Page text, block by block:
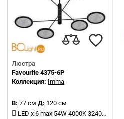
Люстра
Favourite 4375-6P
Коллекция: Imma
В: 77 см Д: 120 см
LED x 6 max 54W 4000K 3240Lm